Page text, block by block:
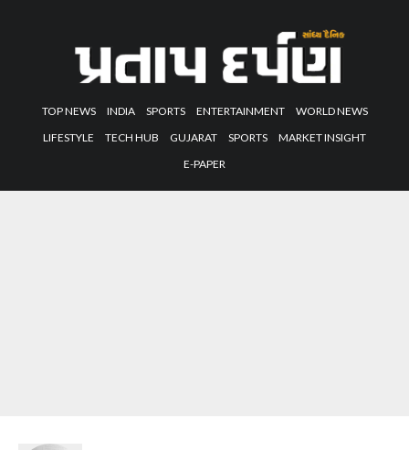
TOP NEWS INDIA SPORTS ENTERTAINMENT
WORLD NEWS
LIFESTYLE
TECH HUB GUJARAT SPORTS
MARKET INSIGHT
E-PAPER